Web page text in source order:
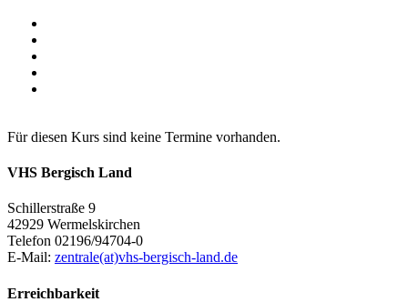
Für diesen Kurs sind keine Termine vorhanden.
VHS Bergisch Land
Schillerstraße 9
42929 Wermelskirchen
Telefon 02196/94704-0
E-Mail: zentrale(at)vhs-bergisch-land.de
Erreichbarkeit